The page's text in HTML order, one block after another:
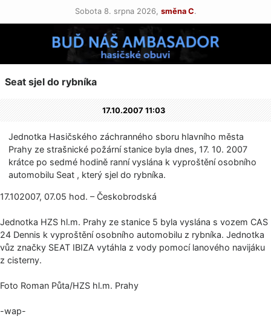
Sobota 8. srpna 2026, směna C.
Seat sjel do rybníka
17.10.2007 11:03
Jednotka Hasičského záchranného sboru hlavního města
Prahy ze strašnické požární stanice byla dnes, 17. 10. 2007
krátce po sedmé hodině ranní vyslána k vyproštění osobního
automobilu Seat , který sjel do rybníka.
17.102007, 07.05 hod. – Českobrodská
Jednotka HZS hl.m. Prahy ze stanice 5 byla vyslána s vozem CAS
24 Dennis k vyproštění osobního automobilu z rybníka. Jednotka
vůz značky SEAT IBIZA vytáhla z vody pomocí lanového navijáku
z cisterny.
Foto Roman Půta/HZS hl.m. Prahy
-wap-